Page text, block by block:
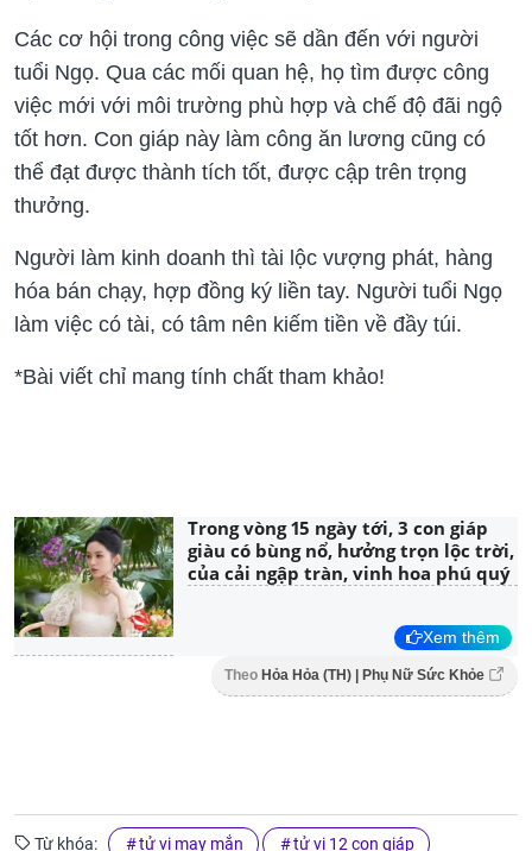
Các cơ hội trong công việc sẽ dần đến với người
tuổi Ngọ. Qua các mối quan hệ, họ tìm được công
việc mới với môi trường phù hợp và chế độ đãi ngộ
tốt hơn. Con giáp này làm công ăn lương cũng có
thể đạt được thành tích tốt, được cập trên trọng
thưởng.
Người làm kinh doanh thì tài lộc vượng phát, hàng
hóa bán chạy, hợp đồng ký liền tay. Người tuổi Ngọ
làm việc có tài, có tâm nên kiếm tiền về đầy túi.
*Bài viết chỉ mang tính chất tham khảo!
Trong vòng 15 ngày tới, 3 con giáp
giàu có bùng nổ, hưởng trọn lộc trời,
của cải ngập tràn, vinh hoa phú quý
Xem thêm
Theo Hỏa Hỏa (TH) | Phụ Nữ Sức Khỏe
Từ khóa: tử vi may mắn tử vi 12 con giáp